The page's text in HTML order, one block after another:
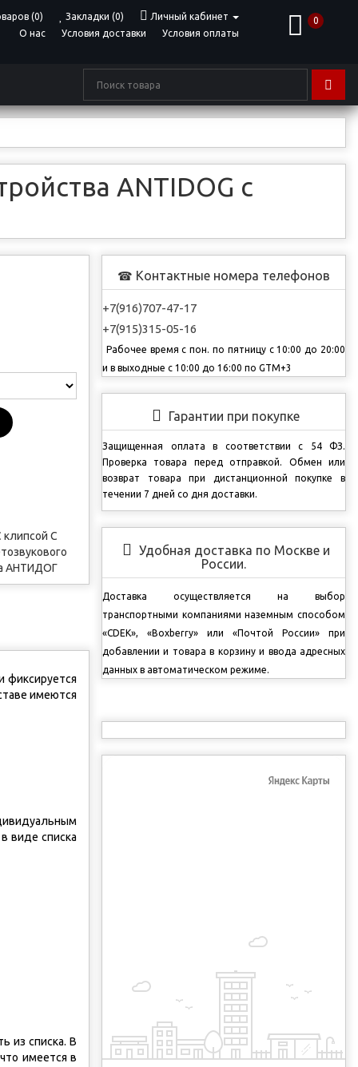
Личный кабинет
Закладки (0)
(0)
Условия оплаты
Условия доставки
О нас
0
ANTIDOG с
клипсой С
АНТИДОГ
фиксируется
имеются
виде списка
из списка. В
имеется в
☎ Контактные номера телефонов
+7(916)707-47-17
+7(915)315-05-16
Рабочее время с пон. по пятницу с 10:00 до 20:00
и в выходные с 10:00 до 16:00 по GTM+3
Гарантии при покупке
Защищенная оплата в соответствии с 54 ФЗ.
Проверка товара перед отправкой. Обмен или
возврат товара при дистанционной покупке в
течении 7 дней со дня доставки.
Удобная доставка по Москве и
России.
Доставка осуществляется на выбор
транспортными компаниями наземным способом
«CDEK», «Boxberry» или «Почтой России» при
добавлении и товара в корзину и ввода адресных
данных в автоматическом режиме.